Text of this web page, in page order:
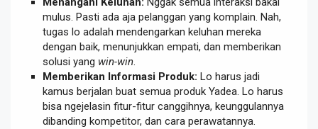
mulus. Pasti ada aja pelanggan yang komplain. Nah,
tugas lo adalah mendengarkan keluhan mereka
dengan baik, menunjukkan empati, dan memberikan
solusi yang win-win.
Memberikan Informasi Produk: Lo harus jadi
kamus berjalan buat semua produk Yadea. Lo harus
bisa ngejelasin fitur-fitur canggihnya, keunggulannya
dibanding kompetitor, dan cara perawatannya.